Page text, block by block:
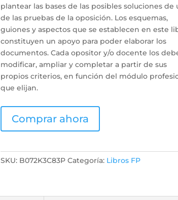
plantear las bases de las posibles soluciones de
de las pruebas de la oposición. Los esquemas,
guiones y aspectos que se establecen en este
constituyen un apoyo para poder elaborar los
documentos. Cada opositor y/o docente los
modificar, ampliar y completar a partir de sus
propios criterios, en función del módulo
que elijan.
Comprar ahora
SKU: B072K3C83P Categoría: Libros FP